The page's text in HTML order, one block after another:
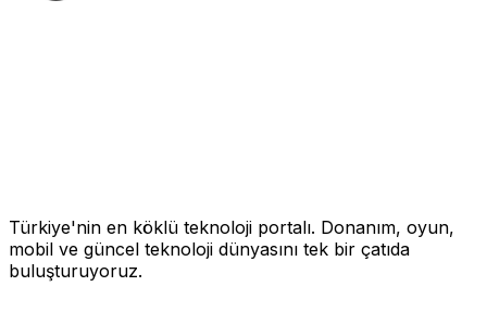
Türkiye'nin en köklü teknoloji portalı. Donanım, oyun,
mobil ve güncel teknoloji dünyasını tek bir çatıda
buluşturuyoruz.